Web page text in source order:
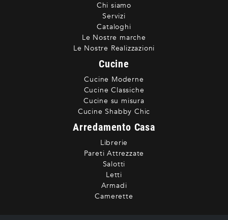
Chi siamo
Servizi
Cataloghi
Le Nostre marche
Le Nostre Realizzazioni
Cucine
Cucine Moderne
Cucine Classiche
Cucine su misura
Cucine Shabby Chic
Arredamento Casa
Librerie
Pareti Attrezzate
Salotti
Letti
Armadi
Camerette